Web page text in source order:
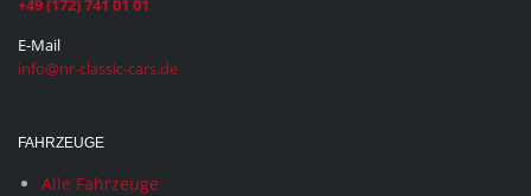
E-Mail
info@nr-classic-cars.de
FAHRZEUGE
Alle Fahrzeuge